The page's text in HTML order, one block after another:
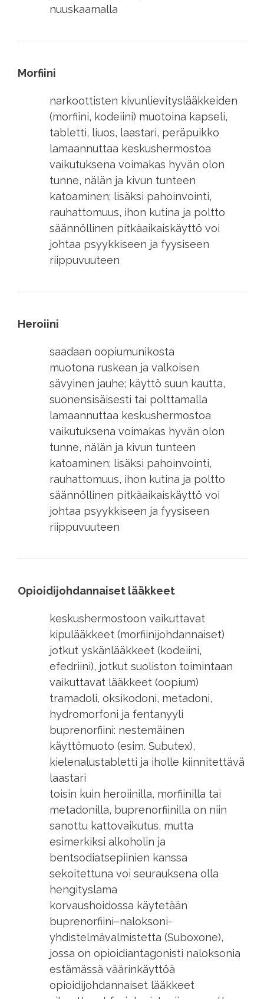
nuuskaamalla
Morfiini
narkoottisten kivunlievityslääkkeiden
(morfiini, kodeiini) muotoina kapseli,
tabletti, liuos, laastari, peräpuikko
lamaannuttaa keskushermostoa
vaikutuksena voimakas hyvän olon
tunne, nälän ja kivun tunteen
katoaminen; lisäksi pahoinvointi,
rauhattomuus, ihon kutina ja poltto
säännöllinen pitkäaikaiskäyttö voi
johtaa psyykkiseen ja fyysiseen
riippuvuuteen
Heroiini
saadaan oopiumunikosta
muotona ruskean ja valkoisen
sävyinen jauhe; käyttö suun kautta,
suonensisäisesti tai polttamalla
lamaannuttaa keskushermostoa
vaikutuksena voimakas hyvän olon
tunne, nälän ja kivun tunteen
katoaminen; lisäksi pahoinvointi,
rauhattomuus, ihon kutina ja poltto
säännöllinen pitkäaikaiskäyttö voi
johtaa psyykkiseen ja fyysiseen
riippuvuuteen
Opioidijohdannaiset lääkkeet
keskushermostoon vaikuttavat
kipulääkkeet (morfiinijohdannaiset)
jotkut yskänlääkkeet (kodeiini,
efedriini), jotkut suoliston toimintaan
vaikuttavat lääkkeet (oopium)
tramadoli, oksikodoni, metadoni,
hydromorfoni ja fentanyyli
buprenorfiini: nestemäinen
käyttömuoto (esim. Subutex),
kielenalustabletti ja iholle kiinnitettävä
laastari
toisin kuin heroiinilla, morfiinilla tai
metadonilla, buprenorfiinilla on niin
sanottu kattovaikutus, mutta
esimerkiksi alkoholin ja
bentsodiatsepiinien kanssa
sekoitettuna voi seurauksena olla
hengityslama
korvaushoidossa käytetään
buprenorfiini–naloksoni-
yhdistelmävalmistetta (Suboxone),
jossa on opioidiantagonisti naloksonia
estämässä väärinkäyttöä
opioidijohdannaiset lääkkeet